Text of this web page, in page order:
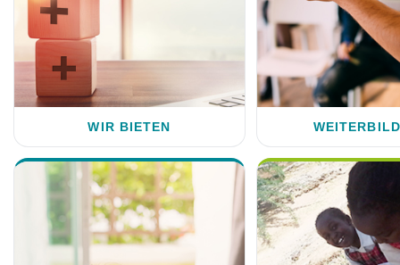
WIR BIETEN